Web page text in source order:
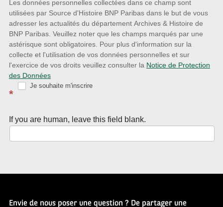
avec
la
Newsletter
Source
d’Histoire
Les données personnelles collectées dans ce champ sont
utilisées par Source d'Histoire BNP Paribas dans le but de vous
adresser les actualités du département Archives & Histoire de
BNP Paribas. Veuillez noter que les champs marqués par une
astérisque sont obligatoires. Pour plus d'information sur la
collecte et l'utilisation de vos données personnelles et sur
l'exercice de vos droits veuillez consulter la Notice de Protection
des Données
*
Je souhaite m'inscrire
If you are human, leave this field blank.
Envie de nous poser une question ? De partager une